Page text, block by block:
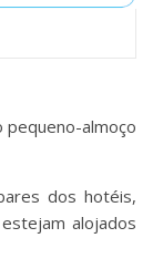
pequeno-almoço
dos hotéis,
alojados